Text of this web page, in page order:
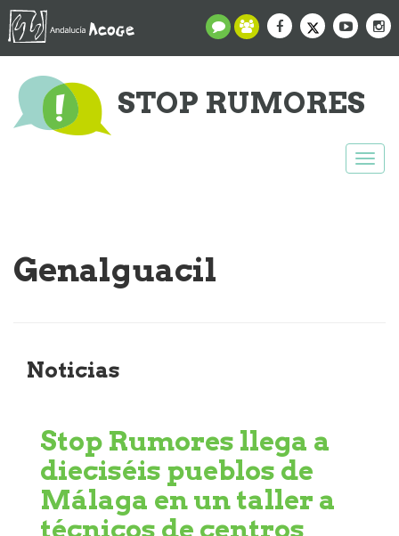
STOP RUMORES
Genalguacil
Noticias
Stop Rumores llega a
dieciséis pueblos de
Málaga en un taller a
técnicos de centros